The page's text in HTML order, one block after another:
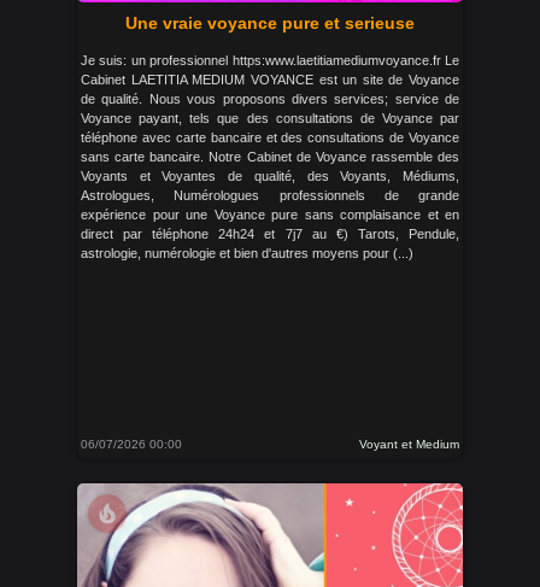
Une vraie voyance pure et serieuse
Je suis: un professionnel https:www.laetitiamediumvoyance.fr Le
Cabinet LAETITIA MEDIUM VOYANCE est un site de Voyance
de qualité. Nous vous proposons divers services; service de
Voyance payant, tels que des consultations de Voyance par
téléphone avec carte bancaire et des consultations de Voyance
sans carte bancaire. Notre Cabinet de Voyance rassemble des
Voyants et Voyantes de qualité, des Voyants, Médiums,
Astrologues, Numérologues professionnels de grande
expérience pour une Voyance pure sans complaisance et en
direct par téléphone 24h24 et 7j7 au €) Tarots, Pendule,
astrologie, numérologie et bien d'autres moyens pour (...)
06/07/2026 00:00 Voyant et Medium
local_fire_department